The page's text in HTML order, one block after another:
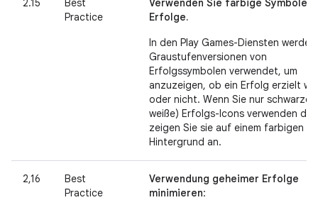
2.15
Best
Practice
Verwenden Sie farbige Symbole
Erfolge.
In den Play Games-Diensten werden
Graustufenversionen von
Erfolgssymbolen verwendet, um
anzuzeigen, ob ein Erfolg erzielt
oder nicht. Wenn Sie nur schwarze
weiße) Erfolgs-Icons verwenden
zeigen Sie sie auf einem farbigen
Hintergrund an.
2,16
Best
Practice
Verwendung geheimer Erfolge
minimieren: